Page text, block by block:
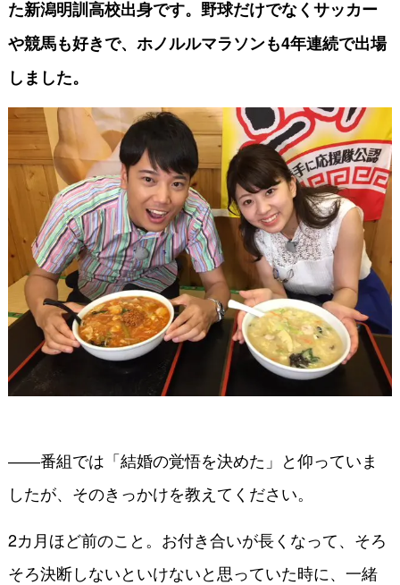
た新潟明訓高校出身です。野球だけでなくサッカー
や競馬も好きで、ホノルルマラソンも4年連続で出場
しました。
――番組では「結婚の覚悟を決めた」と仰っていま
したが、そのきっかけを教えてください。
2カ月ほど前のこと。お付き合いが長くなって、そろ
そろ決断しないといけないと思っていた時に、一緒